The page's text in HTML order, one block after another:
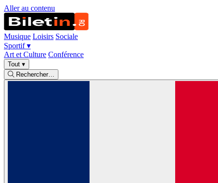
Aller au contenu
Musique Loisirs Sociale
Sportif▾
Art et Culture Conférence
Tout ▾
Rechercher…